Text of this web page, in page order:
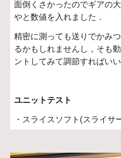
面倒くさかったのでギアの
やと数値を入れました．
精密に測っても送りでかみ
るかもしれませんし，そも
ントしてみて調節すればいい
ユニットテスト
・スライスソフト(スライサ